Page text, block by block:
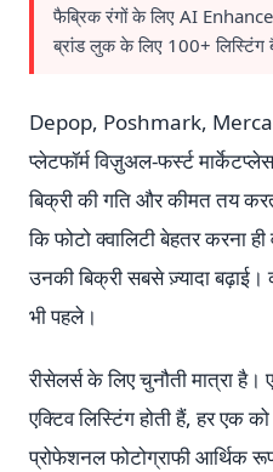
फैब्रिक रंगों के लिए AI
ब्रांड लुक के लिए 100+ लिस्टिंग
Depop, Poshmark,
प्लेटफॉर्म विज़ुअल-फर्स्ट
बिक्री की गति और कीमत तय
कि फोटो क्वालिटी बेहतर करना
उनकी बिक्री सबसे ज़्यादा बढ़ाई।
भी पहले।
रीसेलर्स के लिए चुनौती मात्रा
एक्टिव लिस्टिंग होती हैं, हर एक
प्रोफेशनल फोटोग्राफी आर्थिक